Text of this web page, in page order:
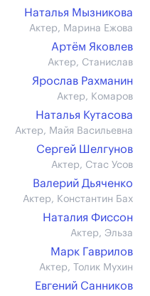
Наталья Мызникова
Актер, Марина Ежова
Артём Яковлев
Актер, Станислав
Ярослав Рахманин
Актер, Комаров
Наталья Кутасова
Актер, Майя Васильевна
Сергей Шелгунов
Актер, Стас Усов
Валерий Дьяченко
Актер, Константин Бах
Наталия Фиссон
Актер, Эльза
Марк Гаврилов
Актер, Толик Мухин
Евгений Санников